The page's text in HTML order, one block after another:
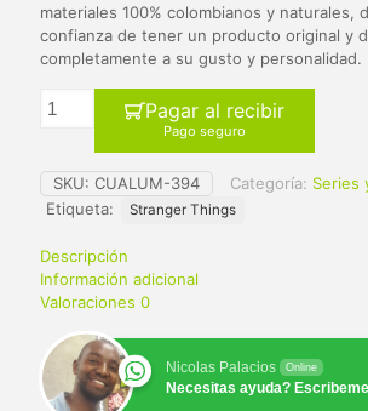
materiales 100% colombianos y naturales,
confianza de tener un producto original y
completamente a su gusto y personalidad.
Pagar al recibir
Pago seguro
SKU: CUALUM-394 Categoría: Series
Etiqueta:
Stranger Things
Descripción
Información adicional
Valoraciones 0
Nicolas Palacios Online
Necesitas ayuda? Escribeme